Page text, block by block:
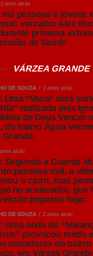
2 anos atrás
mil pessoas e jovens
vereador Alex
primeira
de Saúde
VÁRZEA GRANDE
DE SOUZA 2 anos atrás
Uma “Vaca” será
realizada pela
de Deus Vencer
do bairro Água
Grande.
atrás
Segundo a Guarda
passava mal, a
o carro, mas
no acelerador, que
pegasse fogo.
DE SOUZA 2 anos atrás
Uma onda de
provocou medo
moradores do bairro
em Várzea